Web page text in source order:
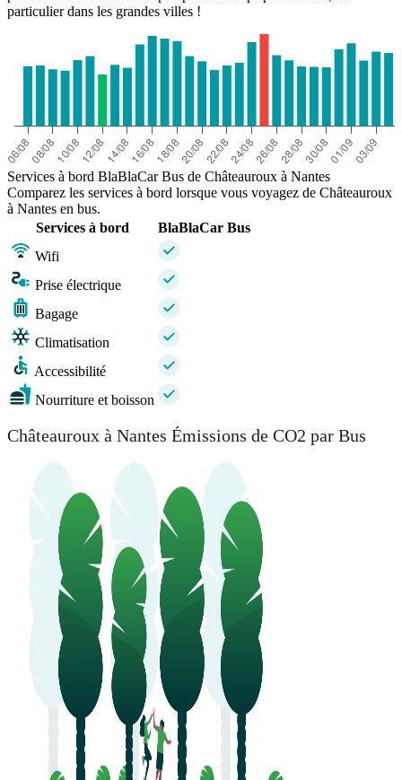
particulier dans les grandes villes !
Services à bord BlaBlaCar Bus de Châteauroux à Nantes
Comparez les services à bord lorsque vous voyagez de Châteauroux
à Nantes en bus.
Services à bord
BlaBlaCar Bus
Wifi
Prise électrique
Bagage
Climatisation
Accessibilité
Nourriture et boisson
Châteauroux à Nantes Émissions de CO2 par Bus